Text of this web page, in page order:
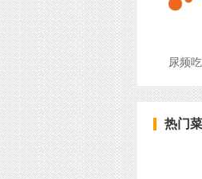
尿频
热门